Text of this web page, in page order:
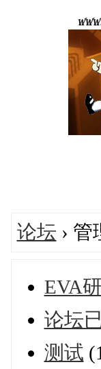
论坛 › 管
EVA
论坛
测试